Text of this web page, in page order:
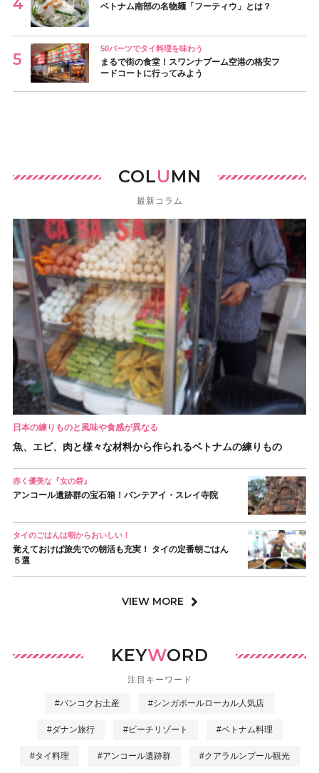
ベトナム南部の名物麺「フーティウ」とは？
50バーツでタイ料理を味わう
まるで街の食堂！スワンナプーム空港の格安フ
ードコートに行ってみよう
COLUMN
最新コラム
日本の練りものと風味や食感が異なる
魚、エビ、肉と様々な材料から作られるベトナムの練りもの
赤く優美な『女の砦』
アンコール遺跡群の宝石箱！バンテアイ・スレイ寺院
タイのごはんは朝からおいしい！
覚えておけば旅先での朝活も充実！ タイの定番朝ごはん
５選
VIEW MORE
KEYWORD
注目キーワード
#バンコクお土産 #シンガポールローカル人気店
#ダナン旅行 #ビーチリゾート #ベトナム料理
#タイ料理 #アンコール遺跡群 #クアラルンプール観光